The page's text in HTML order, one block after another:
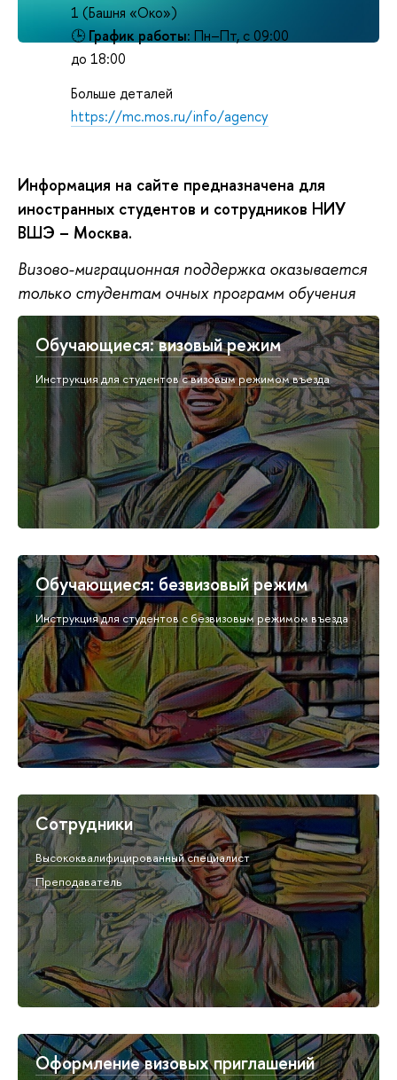
1 (Башня «Око»)
🕒 График работы: Пн–Пт, с 09:00
до 18:00
Больше деталей
https://mc.mos.ru/info/agency
Информация на сайте предназначена для
иностранных студентов и сотрудников НИУ
ВШЭ – Москва.
Визово-миграционная поддержка оказывается
только студентам очных программ обучения
Обучающиеся: визовый режим
Инструкция для студентов с визовым режимом въезда
Обучающиеся: безвизовый режим
Инструкция для студентов с безвизовым режимом въезда
Сотрудники
Высококвалифицированный специалист
Преподаватель
Оформление визовых приглашений